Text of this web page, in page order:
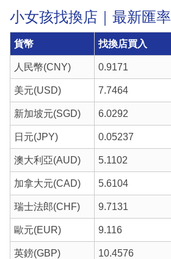
小女孩找換店｜最新匯率
貨幣 找換店買入
人民幣(CNY) 0.9171
美元(USD) 7.7464
新加坡元(SGD) 6.0292
日元(JPY) 0.05237
澳大利亞(AUD) 5.1102
加拿大元(CAD) 5.6104
瑞士法郎(CHF) 9.7131
歐元(EUR) 9.116
英鎊(GBP) 10.4576